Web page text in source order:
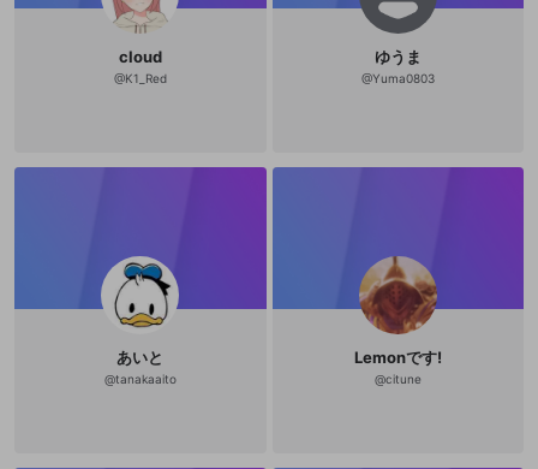
cloud
@K1_Red
ゆうま
@Yuma0803
あいと
@tanakaaito
Lemonです!
@citune